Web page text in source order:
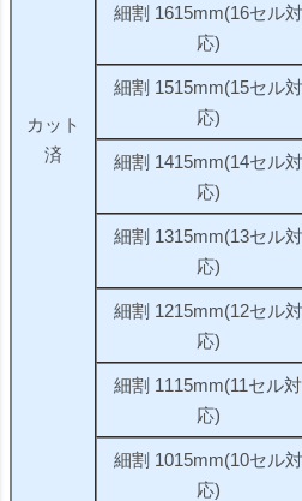
カット
済
細割 1615mm(16セル対
応)
細割 1515mm(15セル対
応)
細割 1415mm(14セル対
応)
細割 1315mm(13セル対
応)
細割 1215mm(12セル対
応)
細割 1115mm(11セル対
応)
細割 1015mm(10セル対
応)